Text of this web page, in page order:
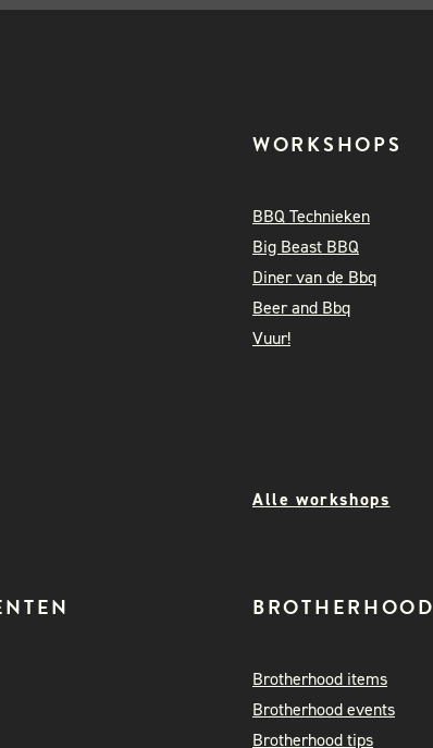
WORKSHOPS
BBQ Technieken
Big Beast BBQ
Diner van de Bbq
Beer and Bbq
Vuur!
Alle workshops
BROTHERHOOD
Brotherhood items
Brotherhood events
Brotherhood tips